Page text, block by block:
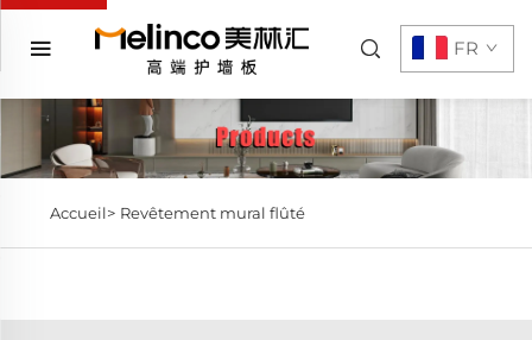
FR
Accueil> Revêtement mural flûté